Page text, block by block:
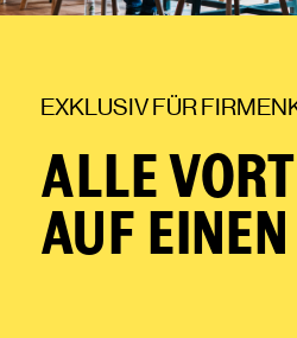
EXKLUSIV FÜR
ALLE
AUF